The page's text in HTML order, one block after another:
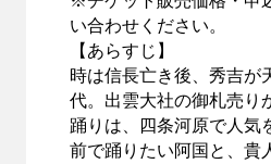
い合わせください。
【あらすじ】
時は信長亡き後、秀吉が
代。出雲大社の御札売り
踊りは、四条河原で人気
前で踊りたい阿国と、貴